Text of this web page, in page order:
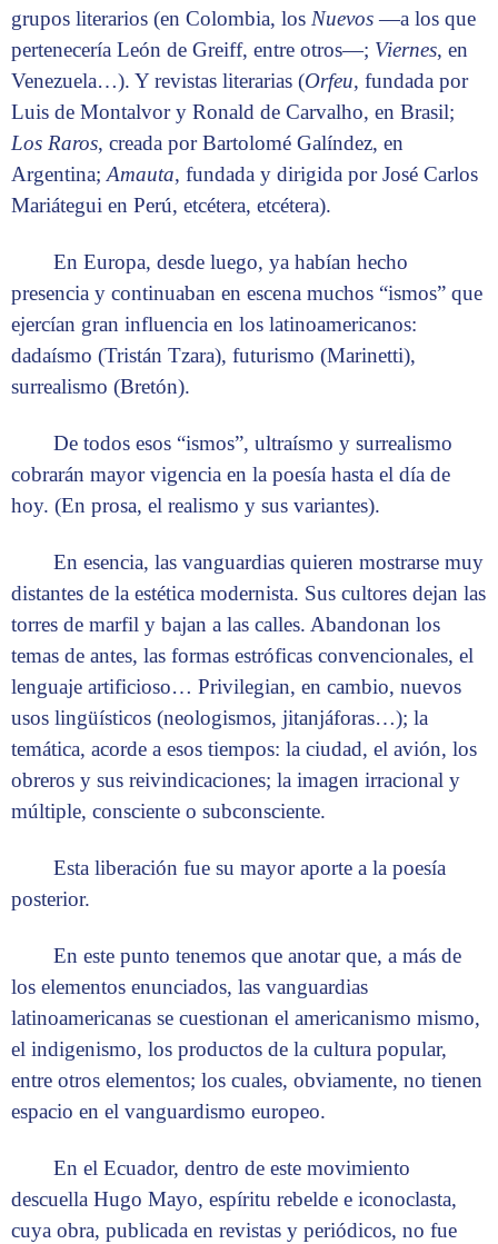
grupos literarios (en Colombia, los Nuevos—a los que
pertenecería León de Greiff, entre otros—; Viernes, en
Venezuela…). Y revistas literarias (Orfeu, fundada por
Luis de Montalvor y Ronald de Carvalho, en Brasil;
Los Raros, creada por Bartolomé Galíndez, en
Argentina; Amauta, fundada y dirigida por José Carlos
Mariátegui en Perú, etcétera, etcétera).
En Europa, desde luego, ya habían hecho
presencia y continuaban en escena muchos “ismos” que
ejercían gran influencia en los latinoamericanos:
dadaísmo (Tristán Tzara), futurismo (Marinetti),
surrealismo (Bretón).
De todos esos “ismos”, ultraísmo y surrealismo
cobrarán mayor vigencia en la poesía hasta el día de
hoy. (En prosa, el realismo y sus variantes).
En esencia, las vanguardias quieren mostrarse muy
distantes de la estética modernista. Sus cultores dejan las
torres de marfil y bajan a las calles. Abandonan los
temas de antes, las formas estróficas convencionales, el
lenguaje artificioso… Privilegian, en cambio, nuevos
usos lingüísticos (neologismos, jitanjáforas…); la
temática, acorde a esos tiempos: la ciudad, el avión, los
obreros y sus reivindicaciones; la imagen irracional y
múltiple, consciente o subconsciente.
Esta liberación fue su mayor aporte a la poesía
posterior.
En este punto tenemos que anotar que, a más de
los elementos enunciados, las vanguardias
latinoamericanas se cuestionan el americanismo mismo,
el indigenismo, los productos de la cultura popular,
entre otros elementos; los cuales, obviamente, no tienen
espacio en el vanguardismo europeo.
En el Ecuador, dentro de este movimiento
descuella Hugo Mayo, espíritu rebelde e iconoclasta,
cuya obra, publicada en revistas y periódicos, no fue